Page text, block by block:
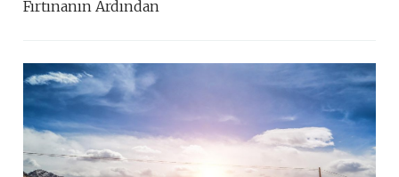
Fırtınanın Ardından